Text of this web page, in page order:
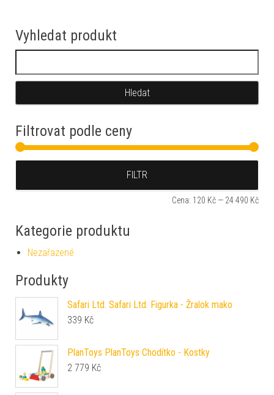
Vyhledat produkt
Filtrovat podle ceny
FILTR
Cena: 120 Kč — 24 490 Kč
Kategorie produktu
Nezařazené
Produkty
Safari Ltd. Safari Ltd. Figurka - Žralok mako
339 Kč
PlanToys PlanToys Chodítko - Kostky
2 779 Kč